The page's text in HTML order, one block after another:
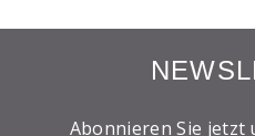
Abonnieren Sie jetzt